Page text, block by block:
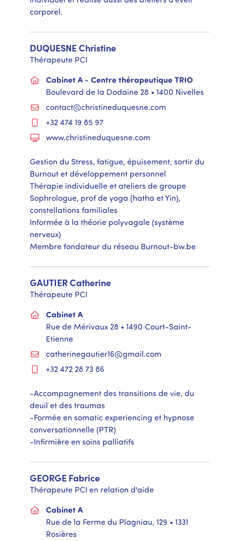
corporel.
DUQUESNEChristine
Thérapeute PCI
Cabinet A - Centre thérapeutique TRIO
Boulevard de la Dodaine 28 • 1400 Nivelles
contact@christineduquesne.com
+32 474 19 85 97
www.christineduquesne.com
Gestion du Stress, fatigue, épuisement, sortir du
Burnout et développement personnel
Thérapie individuelle et ateliers de groupe
Sophrologue, prof de yoga (hatha et Yin),
constellations familiales
Informée à la théorie polyvagale (système
nerveux)
Membre fondateur du réseau Burnout-bw.be
GAUTIERCatherine
Thérapeute PCI
Cabinet A
Rue de Mérivaux 28 • 1490 Court-Saint-
Etienne
catherinegautier16@gmail.com
+32 472 28 73 86
-Accompagnement des transitions de vie, du
deuil et des traumas
-Formée en somatic experiencing et hypnose
conversationnelle (PTR)
-Infirmière en soins palliatifs
GEORGE Fabrice
Thérapeute PCI en relation d'aide
Cabinet A
Rue de la Ferme du Plagniau, 129 • 1331
Rosières